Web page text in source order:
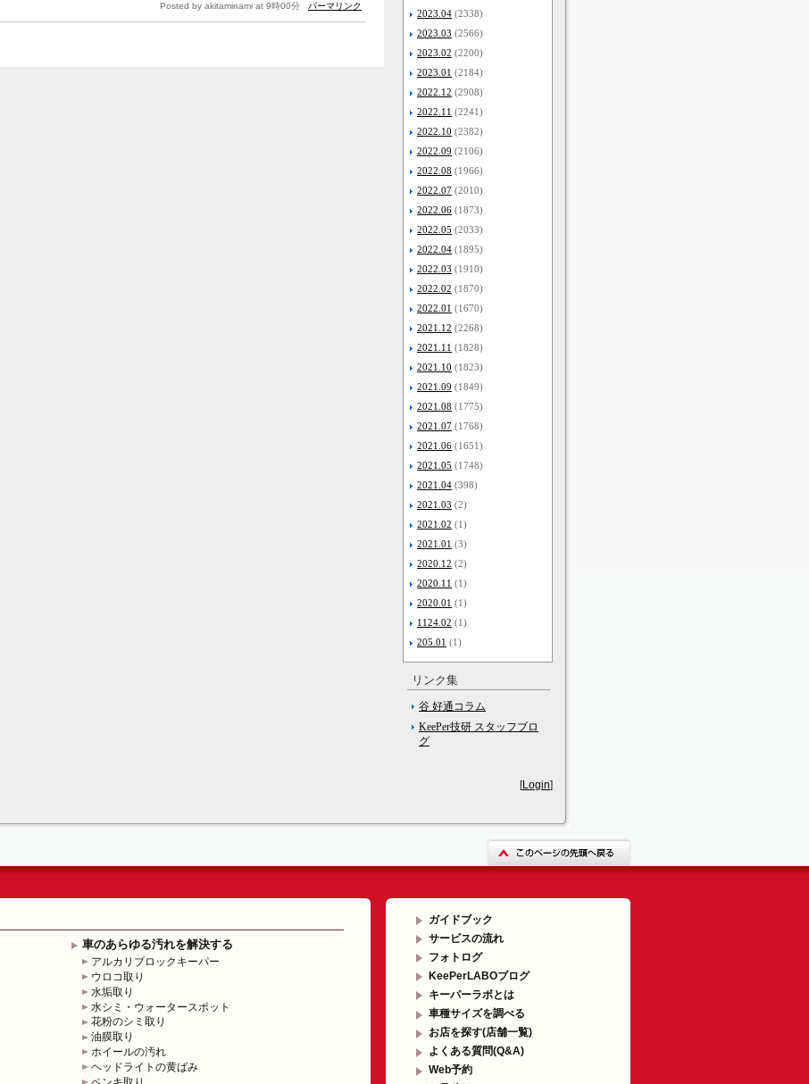
Posted by akitaminami at 9時00分 パーマリンク
2023.04 (2338)
2023.03 (2566)
2023.02 (2200)
2023.01 (2184)
2022.12 (2908)
2022.11 (2241)
2022.10 (2382)
2022.09 (2106)
2022.08 (1966)
2022.07 (2010)
2022.06 (1873)
2022.05 (2033)
2022.04 (1895)
2022.03 (1910)
2022.02 (1870)
2022.01 (1670)
2021.12 (2268)
2021.11 (1828)
2021.10 (1823)
2021.09 (1849)
2021.08 (1775)
2021.07 (1768)
2021.06 (1651)
2021.05 (1748)
2021.04 (398)
2021.03 (2)
2021.02 (1)
2021.01 (3)
2020.12 (2)
2020.11 (1)
2020.01 (1)
1124.02 (1)
205.01 (1)
リンク集
谷 好通コラム
KeePer技研 スタッフブロ
グ
[Login]
車のあらゆる汚れを解決する
アルカリブロックキーパー
ウロコ取り
水垢取り
水シミ・ウォータースポット
花粉のシミ取り
油膜取り
ホイールの汚れ
ヘッドライトの黄ばみ
ガイドブック
サービスの流れ
フォトログ
KeePerLABOブログ
キーパーラボとは
車種サイズを調べる
お店を探す(店舗一覧)
よくある質問(Q&A)
Web予約